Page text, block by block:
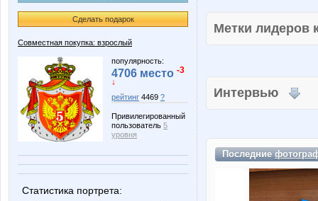
Сделать подарок
Совместная покупка: взрослый
популярность:
4706 место -3
↓
рейтинг 4469 ?
Привилегированный
пользователь 5
уровня
Статистика портрета:
Метки
Интервью
Последние